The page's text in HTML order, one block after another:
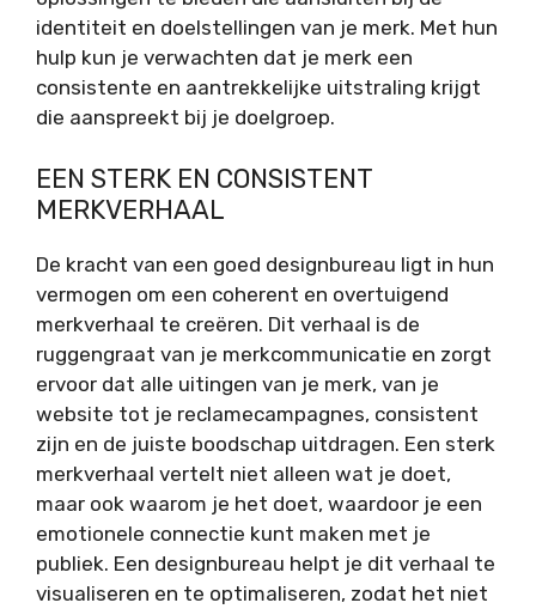
identiteit en doelstellingen van je merk. Met hun
hulp kun je verwachten dat je merk een
consistente en aantrekkelijke uitstraling krijgt
die aanspreekt bij je doelgroep.
EEN STERK EN CONSISTENT
MERKVERHAAL
De kracht van een goed designbureau ligt in hun
vermogen om een coherent en overtuigend
merkverhaal te creëren. Dit verhaal is de
ruggengraat van je merkcommunicatie en zorgt
ervoor dat alle uitingen van je merk, van je
website tot je reclamecampagnes, consistent
zijn en de juiste boodschap uitdragen. Een sterk
merkverhaal vertelt niet alleen wat je doet,
maar ook waarom je het doet, waardoor je een
emotionele connectie kunt maken met je
publiek. Een designbureau helpt je dit verhaal te
visualiseren en te optimaliseren, zodat het niet